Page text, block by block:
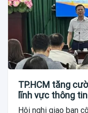
TP.HCM tăng
lĩnh vực thông
Hội nghị giao ban